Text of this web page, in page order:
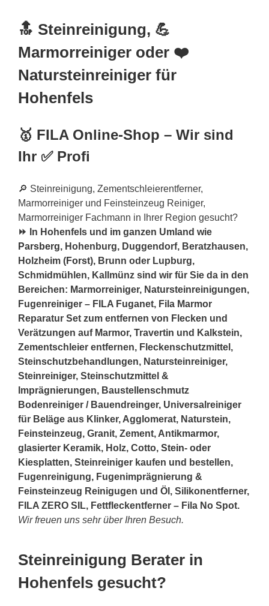
🔝 Steinreinigung, 💪
Marmorreiniger oder ❤️
Natursteinreiniger für
Hohenfels
🥇 FILA Online-Shop – Wir sind
Ihr ✅ Profi
🔎 Steinreinigung, Zementschleierentferner,
Marmorreiniger und Feinsteinzeug Reiniger,
Marmorreiniger Fachmann in Ihrer Region gesucht?
⏩ In Hohenfels und im ganzen Umland wie
Parsberg, Hohenburg, Duggendorf, Beratzhausen,
Holzheim (Forst), Brunn oder Lupburg,
Schmidmühlen, Kallmünz sind wir für Sie da in den
Bereichen: Marmorreiniger, Natursteinreinigungen,
Fugenreiniger – FILA Fuganet, Fila Marmor
Reparatur Set zum entfernen von Flecken und
Verätzungen auf Marmor, Travertin und Kalkstein,
Zementschleier entfernen, Fleckenschutzmittel,
Steinschutzbehandlungen, Natursteinreiniger,
Steinreiniger, Steinschutzmittel &
Imprägnierungen, Baustellenschmutz
Bodenreiniger / Bauendreinger, Universalreiniger
für Beläge aus Klinker, Agglomerat, Naturstein,
Feinsteinzeug, Granit, Zement, Antikmarmor,
glasierter Keramik, Holz, Cotto, Stein- oder
Kiesplatten, Steinreiniger kaufen und bestellen,
Fugenreinigung, Fugenimprägnierung &
Feinsteinzeug Reinigugen und Öl, Silikonentferner,
FILA ZERO SIL, Fettfleckentferner – Fila No Spot.
Wir freuen uns sehr über Ihren Besuch.
Steinreinigung Berater in
Hohenfels gesucht?